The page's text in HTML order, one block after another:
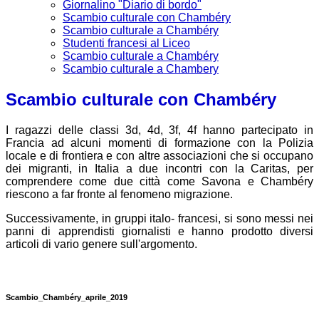
Giornalino "Diario di bordo"
Scambio culturale con Chambéry
Scambio culturale a Chambéry
Studenti francesi al Liceo
Scambio culturale a Chambéry
Scambio culturale a Chambery
Scambio culturale con Chambéry
I ragazzi delle classi 3d, 4d, 3f, 4f hanno partecipato in
Francia ad alcuni momenti di formazione con la Polizia
locale e di frontiera e con altre associazioni che si occupano
dei migranti, in Italia a due incontri con la Caritas, per
comprendere come due città come Savona e Chambéry
riescono a far fronte al fenomeno migrazione.
Successivamente, in gruppi italo- francesi, si sono messi nei
panni di apprendisti giornalisti e hanno prodotto diversi
articoli di vario genere sull'argomento.
Scambio_Chambéry_aprile_2019